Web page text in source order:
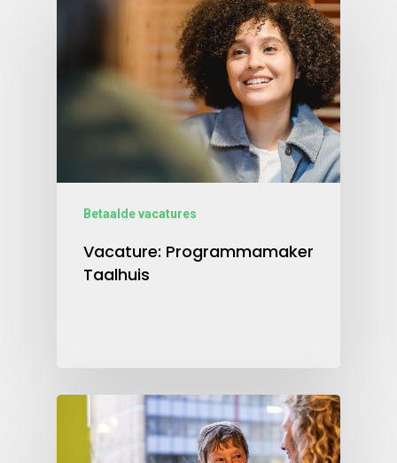
Betaalde vacatures
Vacature: Programmamaker
Taalhuis